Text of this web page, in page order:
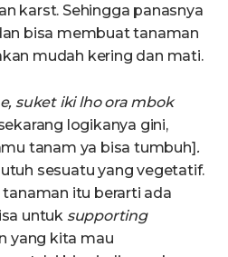
karst. Sehingga panasnya
bisa membuat tanaman
mudah kering dan mati.
suket iki lho ora mbok
logikanya gini,
tanam ya bisa tumbuh].
sesuatu yang vegetatif.
itu berarti ada
untuk supporting
yang kita mau